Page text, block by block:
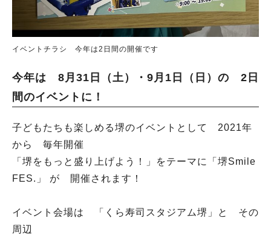
イベントチラシ 今年は2日間の開催です
今年は 8月31日（土）・9月1日（日）の 2日
間のイベントに！
子どもたちも楽しめる堺のイベントとして 2021年
から 毎年開催
「堺をもっと盛り上げよう！」をテーマに「堺Smile
FES.」 が 開催されます！
イベント会場は 「くら寿司スタジアム堺」と その
周辺